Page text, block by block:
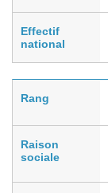
Effectif
national
Rang
Raison
sociale